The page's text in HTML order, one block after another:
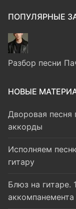
ПОПУЛЯРНЫЕ
Разбор песни
НОВЫЕ
Дворовая песня
аккорды
Исполняем
гитару
Блюз на гитаре.